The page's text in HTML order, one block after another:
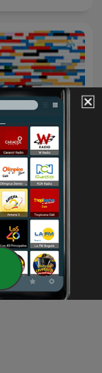
101.1 FM